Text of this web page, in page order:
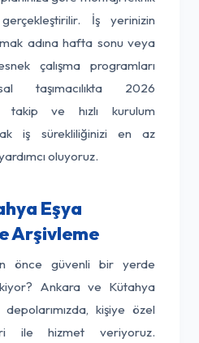
İş yerinizin
adına hafta sonu veya
çalışma programları
taşımacılıkta 2026
takip ve hızlı kurulum
iş sürekliliğinizi en az
oluyoruz.
Eşya
Arşivleme
önce güvenli bir yerde
Ankara ve Kütahya
kişiye özel
ile hizmet veriyoruz.